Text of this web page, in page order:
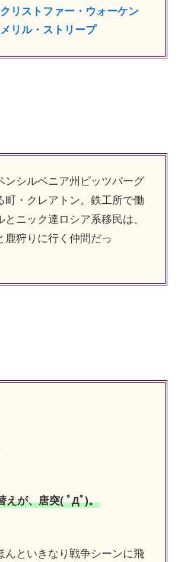
クリストファー・ウォーケン
メリル・ストリープ
シルベニア州ピッツバーグ
町・クレアトン。鉄工所で働
とニック達ロシア系移民は、
鹿狩りに行く仲間だっ
えが、唐突( ﾟДﾟ)。
んといきなり戦争シーンに飛